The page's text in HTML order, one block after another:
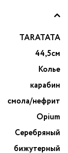
TARATATA
44,5см
Колье
карабин
смола/нефрит
Opium
Серебряный
бижутерный